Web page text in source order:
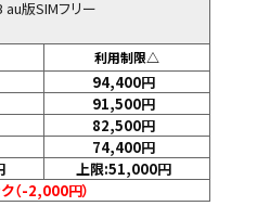
版SIMフリー
利用制限△
94,400円
91,500円
82,500円
74,400円
上限:51,000円
（-2,000円）